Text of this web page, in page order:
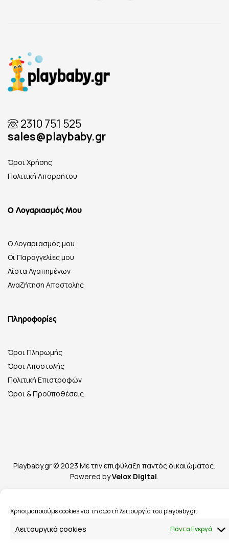
Χρησιμοποιούμε cookies για τη σωστή λειτουργία του playbaby.gr.
Λειτουργικά cookies Πάντα Ενεργά
2310 751 525
sales@playbaby.gr
Όροι Χρήσης
Πολιτική Απορρήτου
Ο Λογαριασμός Μου
Ο Λογαριασμός μου
Οι Παραγγελίες μου
Λίστα Αγαπημένων
Αναζήτηση Αποστολής
Πληροφορίες
Όροι Πληρωμής
Όροι Αποστολής
Πολιτική Επιστροφών
Όροι & Προϋποθέσεις
Playbaby.gr © 2023 Με την επιφύλαξη παντός δικαιώματος.
Powered byVelox Digital.